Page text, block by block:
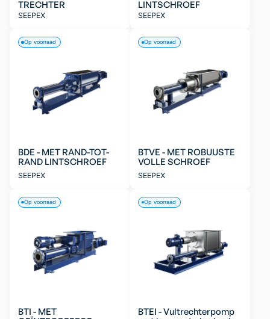
TRECHTER
SEEPEX
LINTSCHROEF
SEEPEX
BDE - MET RAND-TOT-
RAND LINTSCHROEF
SEEPEX
Op voorraad
BTVE - MET ROBUUSTE
VOLLE SCHROEF
SEEPEX
Op voorraad
BTI - MET
Op voorraad
BTEI - Vultrechterpomp
Op voorraad